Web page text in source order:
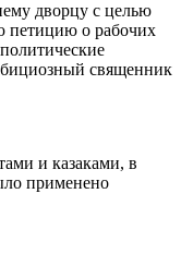
дворцу с целью
петицию о рабочих
священник
и казаками, в
применено